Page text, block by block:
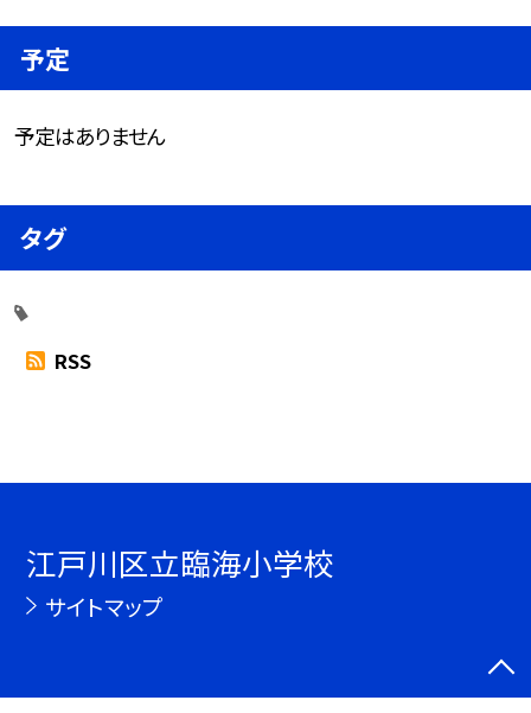
予定
予定はありません
タグ
RSS
江戸川区立臨海小学校
サイトマップ